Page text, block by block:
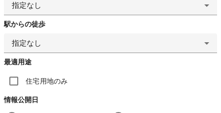
指定なし
駅からの徒歩
指定なし
最適用途
住宅用地のみ
情報公開日